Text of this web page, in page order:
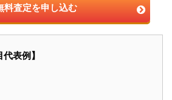
料査定を申し込む
表例】